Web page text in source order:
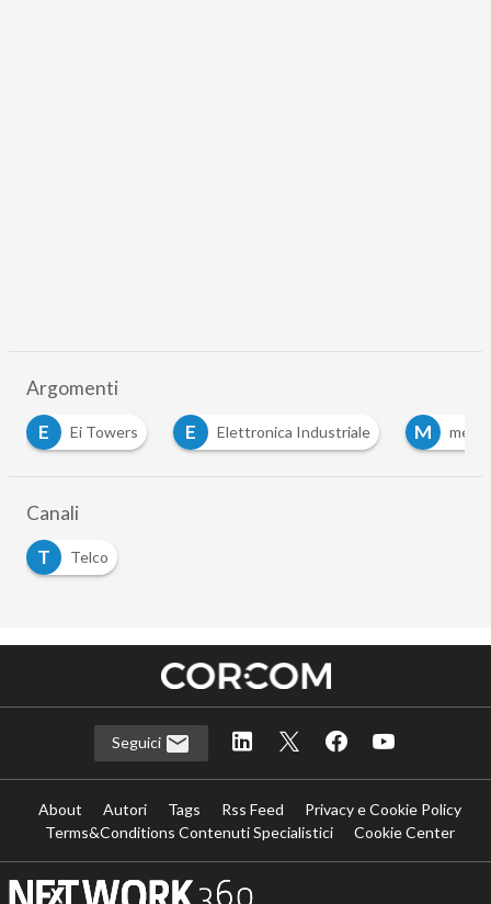
Argomenti
E Elettronica Industriale M mediaset P
Canali
T
Telco
Seguici
About Autori Tags Rss Feed
Privacy e Cookie Policy
Terms&Conditions Contenuti Specialistici
Cookie Center